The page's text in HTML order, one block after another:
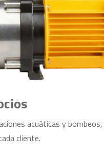
acuáticas y
cliente.